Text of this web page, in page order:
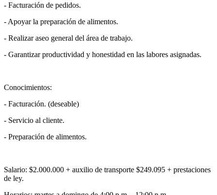
- Facturación de pedidos.
- Apoyar la preparación de alimentos.
- Realizar aseo general del área de trabajo.
- Garantizar productividad y honestidad en las labores asignadas.
Conocimientos:
- Facturación. (deseable)
- Servicio al cliente.
- Preparación de alimentos.
Salario: $2.000.000 + auxilio de transporte $249.095 + prestaciones
de ley.